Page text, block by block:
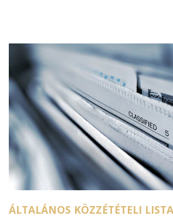
ÁLTALÁNOS KÖZZÉTÉTELI LISTA